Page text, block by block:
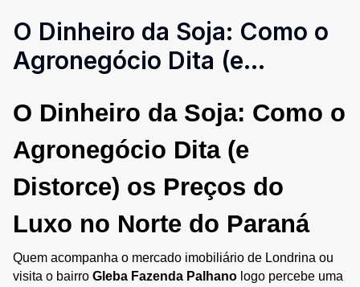
O Dinheiro da Soja: Como o
Agronegócio Dita (e
no Norte do Paraná
O Dinheiro da Soja: Como o
Agronegócio Dita (e
Distorce) os Preços do
Luxo no Norte do Paraná
Quem acompanha o mercado imobiliário de Londrina ou
visita o bairro Gleba Fazenda Palhano logo percebe uma